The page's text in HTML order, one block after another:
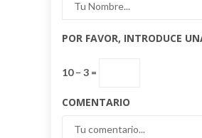
POR FAVOR, INTRODUCE
10 − 3 =
COMENTARIO